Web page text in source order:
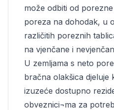
može odbiti od
poreza na dohodak, u
različitih poreznih
na vjenčane i
U zemljama s neto
bračna olakšica djeluje
izuzeće dostupno
obveznici¬ma za